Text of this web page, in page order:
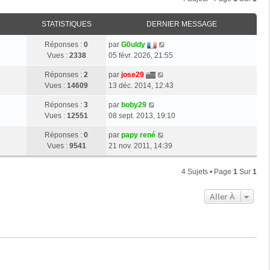
STATISTIQUES DERNIER MESSAGE
Réponses : 0
Vues : 2338
par G0uldy
05 févr. 2026, 21:55
Réponses : 2
Vues : 14609
par jose29
13 déc. 2014, 12:43
Réponses : 3
Vues : 12551
par boby29
08 sept. 2013, 19:10
Réponses : 0
Vues : 9541
par papy rené
21 nov. 2011, 14:39
4 Sujets • Page 1 Sur 1
Aller À